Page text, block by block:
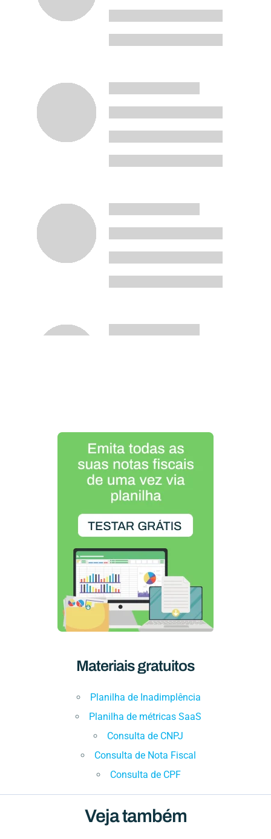
Materiais gratuitos
Planilha de Inadimplência
Planilha de métricas SaaS
Consulta de CNPJ
Consulta de Nota Fiscal
Consulta de CPF
Veja também